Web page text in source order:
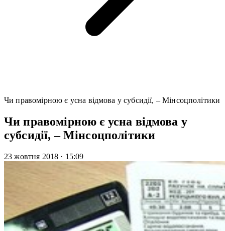
Чи правомірною є усна відмова у субсидії, – Мінсоцполітики
Чи правомірною є усна відмова у
субсидії, – Мінсоцполітики
23 жовтня 2018 · 15:09